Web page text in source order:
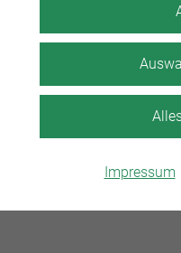
Impressum
Kündigung des
bestätigt, hat das…
WEITERLESEN